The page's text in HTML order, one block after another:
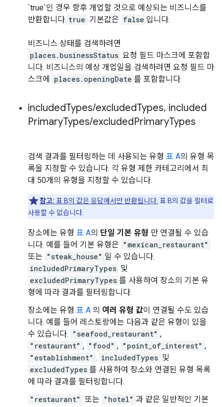
`true`인 경우 향후 개업할 것으로 예상되는 비즈니스를
반환합니다. true 기본값은 false 입니다.
비즈니스 상태를 검색하려면
places.businessStatus 요청 필드 마스크에 포함합
니다. 비즈니스의 예상 개업일을 검색하려면 요청 필드 마
스크에
places.openingDate 를 포함합니다.
includedTypes/excludedTypes, included
PrimaryTypes/excludedPrimaryTypes
검색 결과를 필터링하는 데 사용되는 유형 표 A의 유형 목
록을 지정할 수 있습니다. 각 유형 제한 카테고리에서 최
대 50개의 유형을 지정할 수 있습니다.
참고: 표 B의 값은 응답에서만 반환됩니다. 표 B의 값을 필터로
사용할 수 없습니다.
장소에는 유형 표 A의 단일 기본 유형 만 연결될 수 있습
니다. 예를 들어 기본 유형은 "mexican_restaurant"
또는 "steak_house" 일 수 있습니다.
includedPrimaryTypes 및
excludedPrimaryTypes 를 사용하여 장소의 기본 유
형에 따라 결과를 필터링합니다.
장소에는 유형 표 A 의 여러 유형 값이 연결될 수도 있습
니다. 예를 들어 레스토랑에는 다음과 같은 유형이 있을
수 있습니다. "seafood_restaurant" ,
"restaurant" , "food" , "point_of_interest" ,
"establishment" . includedTypes 및
excludedTypes 를 사용하여 장소와 연결된 유형 목록
에 따라 결과를 필터링합니다.
"restaurant"
또는 "hotel" 과 같은 일반적인 기본